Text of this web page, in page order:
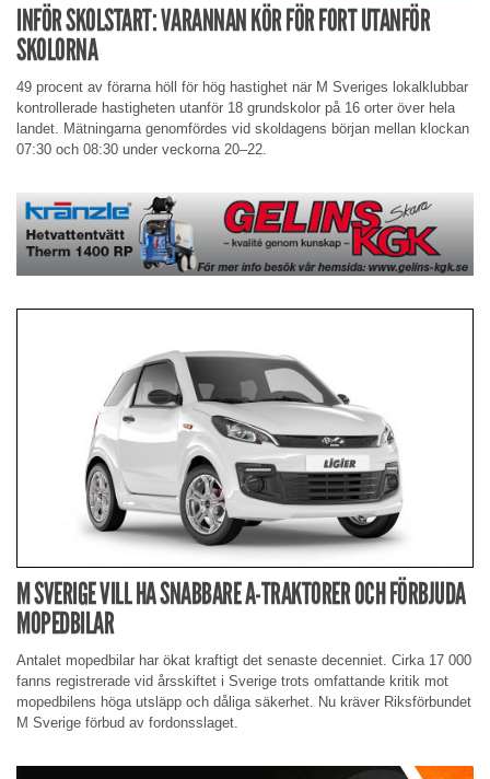
INFÖR SKOLSTART: VARANNAN KÖR FÖR FORT UTANFÖR
SKOLORNA
49 procent av förarna höll för hög hastighet när M Sveriges lokalklubbar
kontrollerade hastigheten utanför 18 grundskolor på 16 orter över hela
landet. Mätningarna genomfördes vid skoldagens början mellan klockan
07:30 och 08:30 under veckorna 20–22.
M SVERIGE VILL HA SNABBARE A-TRAKTORER OCH FÖRBJUDA
MOPEDBILAR
Antalet mopedbilar har ökat kraftigt det senaste decenniet. Cirka 17 000
fanns registrerade vid årsskiftet i Sverige trots omfattande kritik mot
mopedbilens höga utsläpp och dåliga säkerhet. Nu kräver Riksförbundet
M Sverige förbud av fordonsslaget.